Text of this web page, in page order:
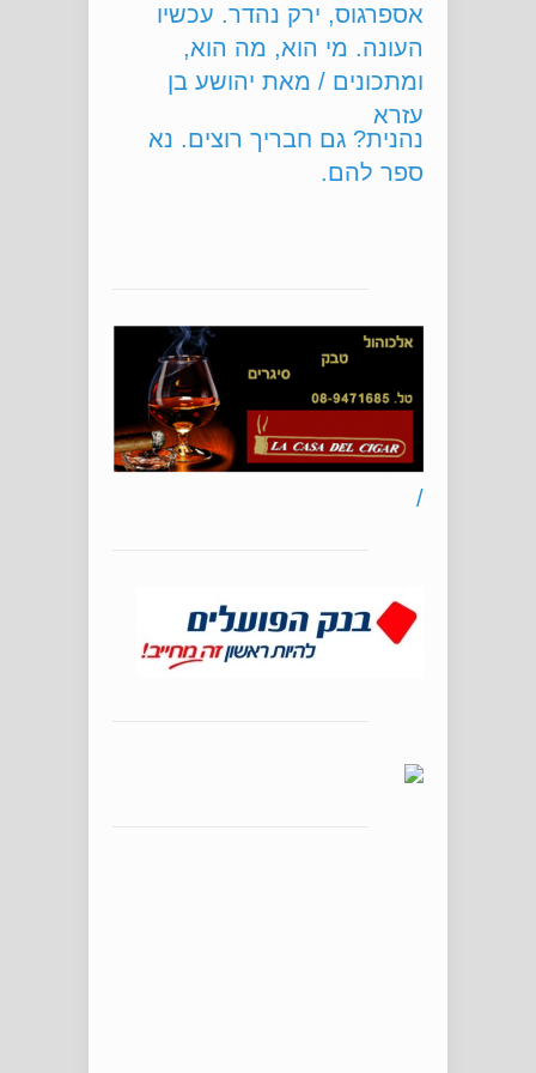
אספרגוס, ירק נהדר. עכשיו
העונה. מי הוא, מה הוא,
ומתכונים / מאת יהושע בן
עזרא
נהנית? גם חבריך רוצים. נא
ספר להם.
שרמן\'. מיובאים על ידי \'לה
קאסה דל סיגר\' / מאת יעקב
שקד
מיתוח ללא ניתוח. שירלי פרקש
מתנסה ומספרת על טיפולים
קוסמטיים חדשים בעור.
כושר בדקה. האם זה אפשרי?
אוהבים יין? ב\'בוס2\' מגוון
יינות יקב \'נטופה\' עם
/